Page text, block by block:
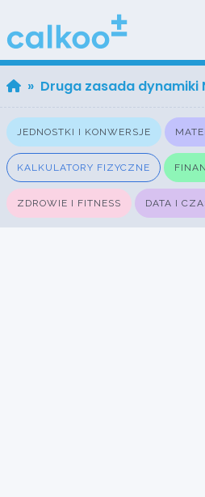
» Druga zasada dynamiki
JEDNOSTKI I KONWERSJE
KALKULATORY FIZYCZNE
ZDROWIE I FITNESS DATA I